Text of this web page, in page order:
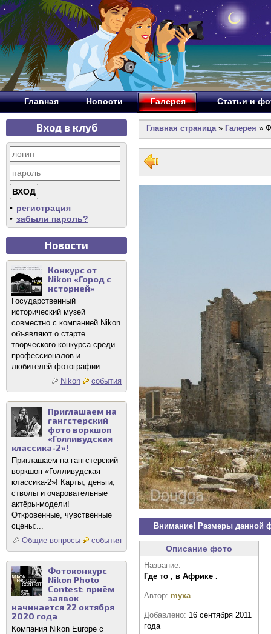
Главная Новости Галерея Статьи и
Вход в клуб
• регистрация
• забыли пароль?
Новости
Конкурс от
Nikon «Город с
историей»
Государственный
исторический музей
совместно с компанией Nikon
объявляют о старте
творческого конкурса среди
профессионалов и
любителей фотографии —...
Nikon
события
Приглашаем на
гангстерский
фото воркшоп
«Голливудская
классика-2»!
Приглашаем на гангстерский
воркшоп «Голливудская
классика-2»! Карты, деньги,
стволы и очаровательные
актёры-модели!
Откровенные, чувственные
сцены:...
Общие вопросы
события
Фотоконкурс
Nikon Photo
Contest: приём
заявок
начинается 22 октября
2020 года
Компания Nikon Europe с
Главная страница» Галерея »
Внимание! Размеры данной
Описание фото
Название:
Где то , в Африке .
Автор: myxa
Добавлено: 16 сентября 2011
года